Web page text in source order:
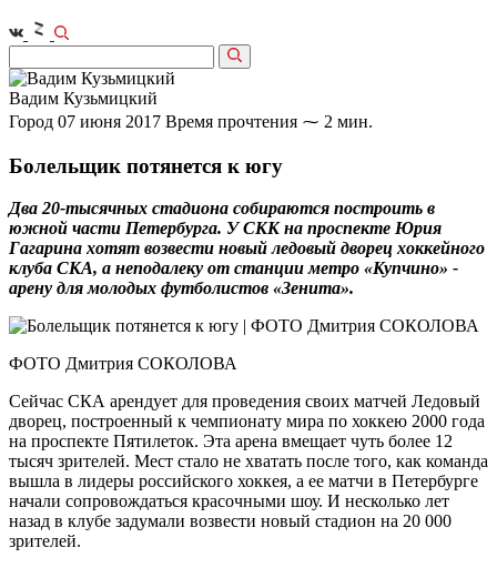
Вадим Кузьмицкий
Город 07 июня 2017 Время прочтения ⁓ 2 мин.
Болельщик потянется к югу
Два 20-тысячных стадиона собираются построить в
южной части Петербурга. У СКК на проспекте Юрия
Гагарина хотят возвести новый ледовый дворец хоккейного
клуба СКА, а неподалеку от станции метро «Купчино» -
арену для молодых футболистов «Зенита».
ФОТО Дмитрия СОКОЛОВА
Сейчас СКА арендует для проведения своих матчей Ледовый
дворец, построенный к чемпионату мира по хоккею 2000 года
на проспекте Пятилеток. Эта арена вмещает чуть более 12
тысяч зрителей. Мест стало не хватать после того, как команда
вышла в лидеры российского хоккея, а ее матчи в Петербурге
начали сопровождаться красочными шоу. И несколько лет
назад в клубе задумали возвести новый стадион на 20 000
зрителей.